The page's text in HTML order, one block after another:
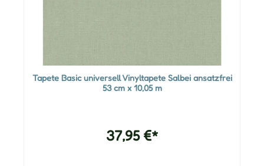
Tapete Basic universell Vinyltapete Salbei ansatzfrei
53 cm x 10,05 m
37,95 €*